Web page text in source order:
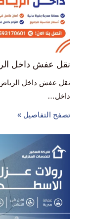
نقل عفش داخل
نقل عفش داخل الرياض
داخل…
تصفح التفاصيل »